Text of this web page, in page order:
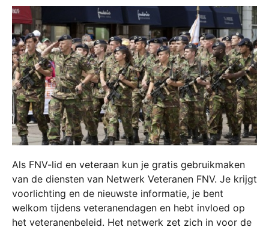
Als FNV-lid en veteraan kun je gratis gebruikmaken
van de diensten van Netwerk Veteranen FNV. Je krijgt
voorlichting en de nieuwste informatie, je bent
welkom tijdens veteranendagen en hebt invloed op
het veteranenbeleid. Het netwerk zet zich in voor de